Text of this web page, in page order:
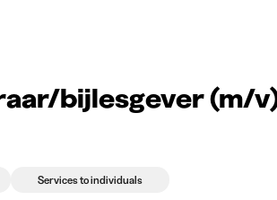
u
bijlesgever (m/
Services to individuals